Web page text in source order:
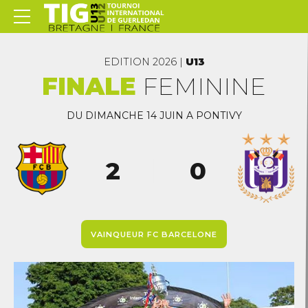
EDITION 2026 | U13
FINALE FEMININE
DU DIMANCHE 14 JUIN A PONTIVY
0
2
4
5
6
7
4
5
6
7
8
0
VAINQUEUR FC BARCELONE